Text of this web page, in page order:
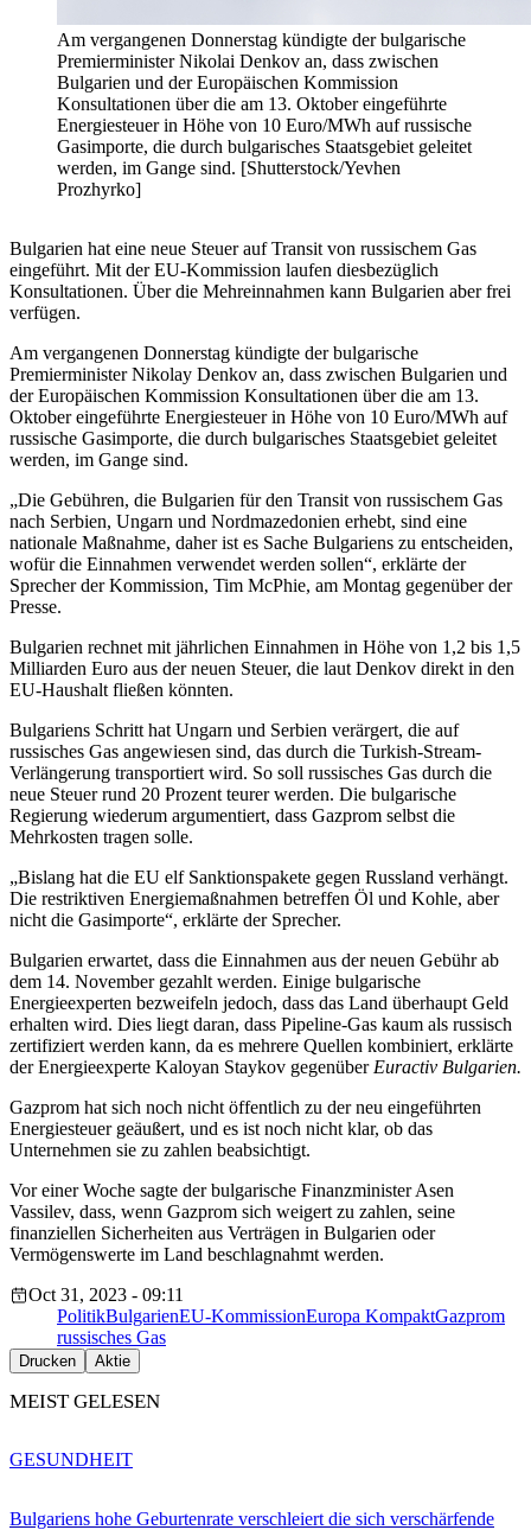
Am vergangenen Donnerstag kündigte der bulgarische
Premierminister Nikolai Denkov an, dass zwischen
Bulgarien und der Europäischen Kommission
Konsultationen über die am 13. Oktober eingeführte
Energiesteuer in Höhe von 10 Euro/MWh auf russische
Gasimporte, die durch bulgarisches Staatsgebiet geleitet
werden, im Gange sind. [Shutterstock/Yevhen
Prozhyrko]
Bulgarien hat eine neue Steuer auf Transit von russischem Gas
eingeführt. Mit der EU-Kommission laufen diesbezüglich
Konsultationen. Über die Mehreinnahmen kann Bulgarien aber frei
verfügen.
Am vergangenen Donnerstag kündigte der bulgarische
Premierminister Nikolay Denkov an, dass zwischen Bulgarien und
der Europäischen Kommission Konsultationen über die am 13.
Oktober eingeführte Energiesteuer in Höhe von 10 Euro/MWh auf
russische Gasimporte, die durch bulgarisches Staatsgebiet geleitet
werden, im Gange sind.
„Die Gebühren, die Bulgarien für den Transit von russischem Gas
nach Serbien, Ungarn und Nordmazedonien erhebt, sind eine
nationale Maßnahme, daher ist es Sache Bulgariens zu entscheiden,
wofür die Einnahmen verwendet werden sollen“, erklärte der
Sprecher der Kommission, Tim McPhie, am Montag gegenüber der
Presse.
Bulgarien rechnet mit jährlichen Einnahmen in Höhe von 1,2 bis 1,5
Milliarden Euro aus der neuen Steuer, die laut Denkov direkt in den
EU-Haushalt fließen könnten.
Bulgariens Schritt hat Ungarn und Serbien verärgert, die auf
russisches Gas angewiesen sind, das durch die Turkish-Stream-
Verlängerung transportiert wird. So soll russisches Gas durch die
neue Steuer rund 20 Prozent teurer werden. Die bulgarische
Regierung wiederum argumentiert, dass Gazprom selbst die
Mehrkosten tragen solle.
„Bislang hat die EU elf Sanktionspakete gegen Russland verhängt.
Die restriktiven Energiemaßnahmen betreffen Öl und Kohle, aber
nicht die Gasimporte“, erklärte der Sprecher.
Bulgarien erwartet, dass die Einnahmen aus der neuen Gebühr ab
dem 14. November gezahlt werden. Einige bulgarische
Energieexperten bezweifeln jedoch, dass das Land überhaupt Geld
erhalten wird. Dies liegt daran, dass Pipeline-Gas kaum als russisch
zertifiziert werden kann, da es mehrere Quellen kombiniert, erklärte
der Energieexperte Kaloyan Staykov gegenüber Euractiv Bulgarien.
Gazprom hat sich noch nicht öffentlich zu der neu eingeführten
Energiesteuer geäußert, und es ist noch nicht klar, ob das
Unternehmen sie zu zahlen beabsichtigt.
Vor einer Woche sagte der bulgarische Finanzminister Asen
Vassilev, dass, wenn Gazprom sich weigert zu zahlen, seine
finanziellen Sicherheiten aus Verträgen in Bulgarien oder
Vermögenswerte im Land beschlagnahmt werden.
Oct 31, 2023 - 09:11
PolitikBulgarienEU-KommissionEuropa KompaktGazprom
russisches Gas
Drucken Aktie
MEIST GELESEN
Bulgariens hohe Geburtenrate verschleiert die sich verschärfende
GESUNDHEIT